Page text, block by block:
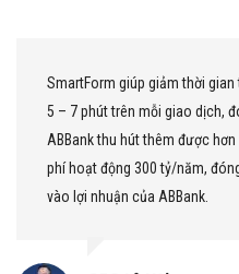
SmartForm giúp giảm thời
5 – 7 phút trên mỗi giao dịch,
ABBank thu hút thêm được
phí hoạt động 300 tỷ/năm,
vào lợi nhuận của ABBank.